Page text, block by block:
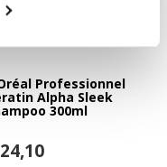
Professionnel
Alpha Sleek
300ml